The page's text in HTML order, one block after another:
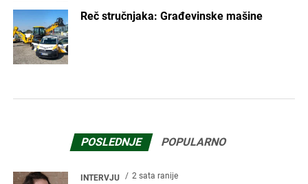
Reč stručnjaka: Građevinske mašine
POSLEDNJE POPULARNO
INTERVJU 2 sata ranije